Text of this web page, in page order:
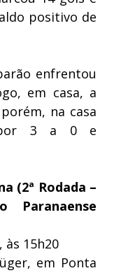
positivo de
enfrentou
em casa, a
na casa
por 3 a 0 e
(2ª Rodada –
Paranaense
às 15h20
em Ponta